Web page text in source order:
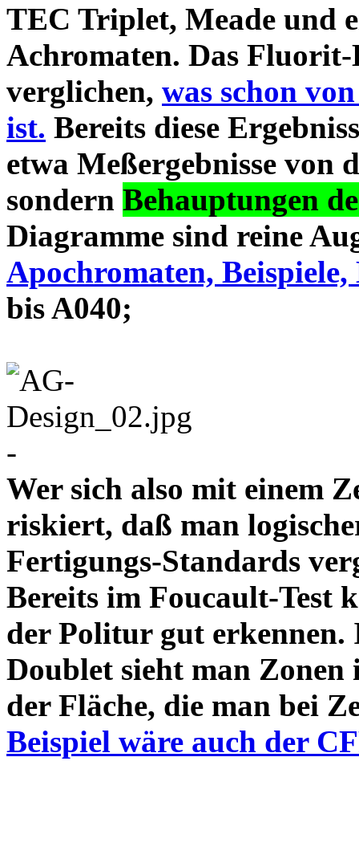
TEC Triplet, Meade und
Achromaten. Das
verglichen, was schon
ist. Bereits diese
etwa Meßergebnisse von
sondern Behauptungen
Diagramme sind reine
Apochromaten, Beispiele,
bis A040;
-
Wer sich also mit einem
riskiert, daß man
Fertigungs-Standards
Bereits im Foucault-Test
der Politur gut
Doublet sieht man Zonen
der Fläche, die man bei
Beispiel wäre auch der